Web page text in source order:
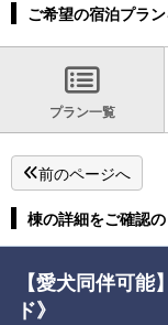
ご希望の宿泊プラ
プラン一覧
前のページへ
棟の詳細をご確認
【愛犬同伴可
ド》